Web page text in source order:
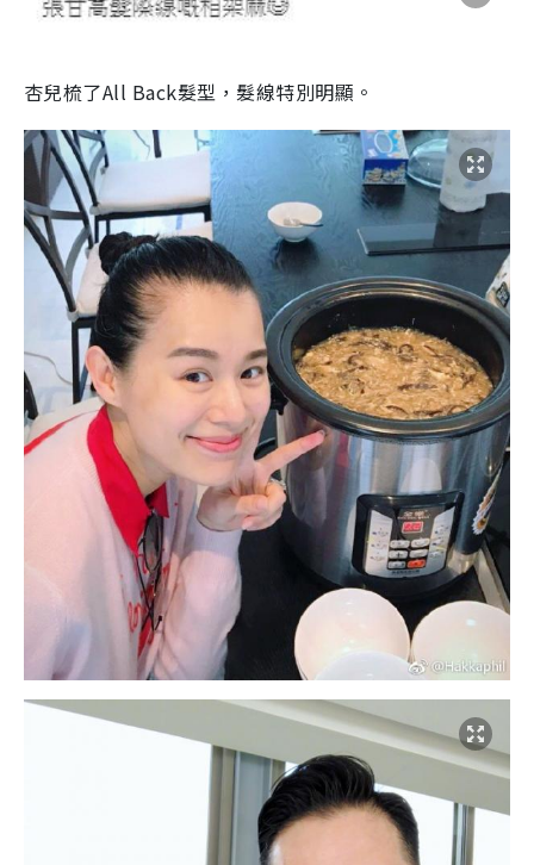
杏兒梳了All Back髮型，髮線特別明顯。